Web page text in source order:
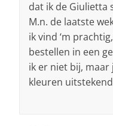
dat ik de Giulietta
M.n. de laatste
ik vind ‘m
bestellen in een
ik er niet bij, maar
kleuren